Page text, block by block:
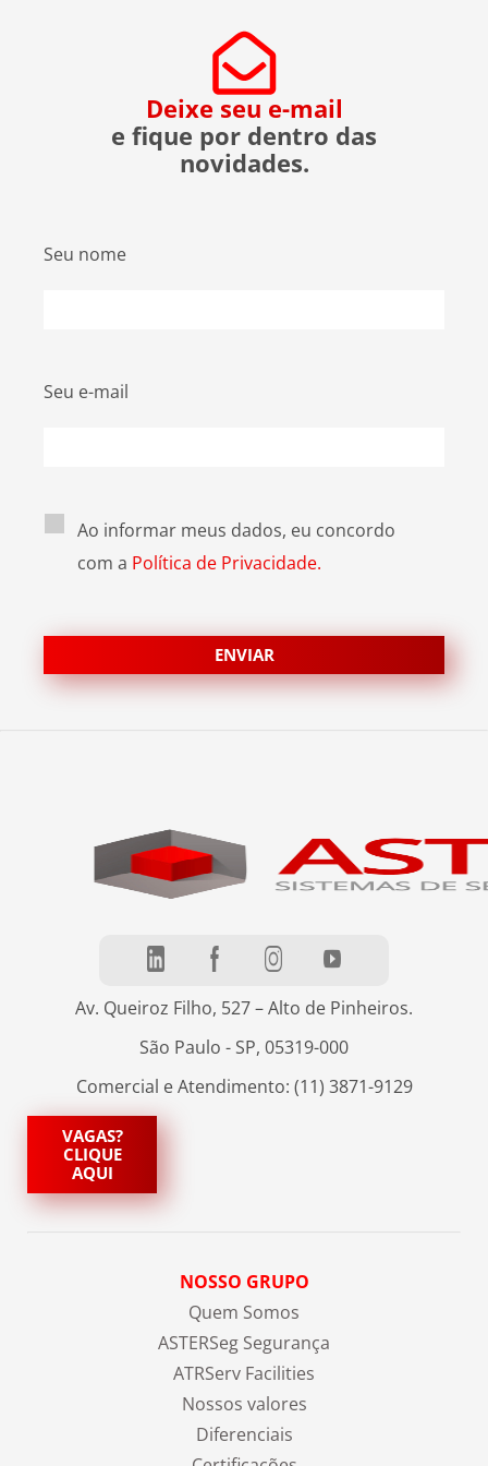
Deixe seu e-mail
e fique por dentro das
novidades.
Seu nome
Seu e-mail
Ao informar meus dados, eu concordo
com a Política de Privacidade.
Av. Queiroz Filho, 527 – Alto de Pinheiros.
São Paulo - SP, 05319-000
Comercial e Atendimento: (11) 3871-9129
VAGAS?
CLIQUE
AQUI
NOSSO GRUPO
Quem Somos
ASTERSeg Segurança
ATRServ Facilities
Nossos valores
Diferenciais